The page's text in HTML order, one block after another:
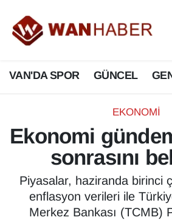
VAN'DA SPOR GÜNCEL
EKONOMİ
Ekonomi
sonrasını
Piyasalar, haziranda birinci
enflasyon verileri ile
Merkez Bankası (TCMB)
3.SAYFA
ASAYİŞ
BİLİM VE TEKNOLOJİ
Biyografi
ÇEVRE
Van Nöbetçi Eczaneler
Van Hava Durumu
Van Namaz Vakitleri
Van Trafik Yoğunluk Haritası
Süper Lig Puan Durumu ve
Tüm Manşetler